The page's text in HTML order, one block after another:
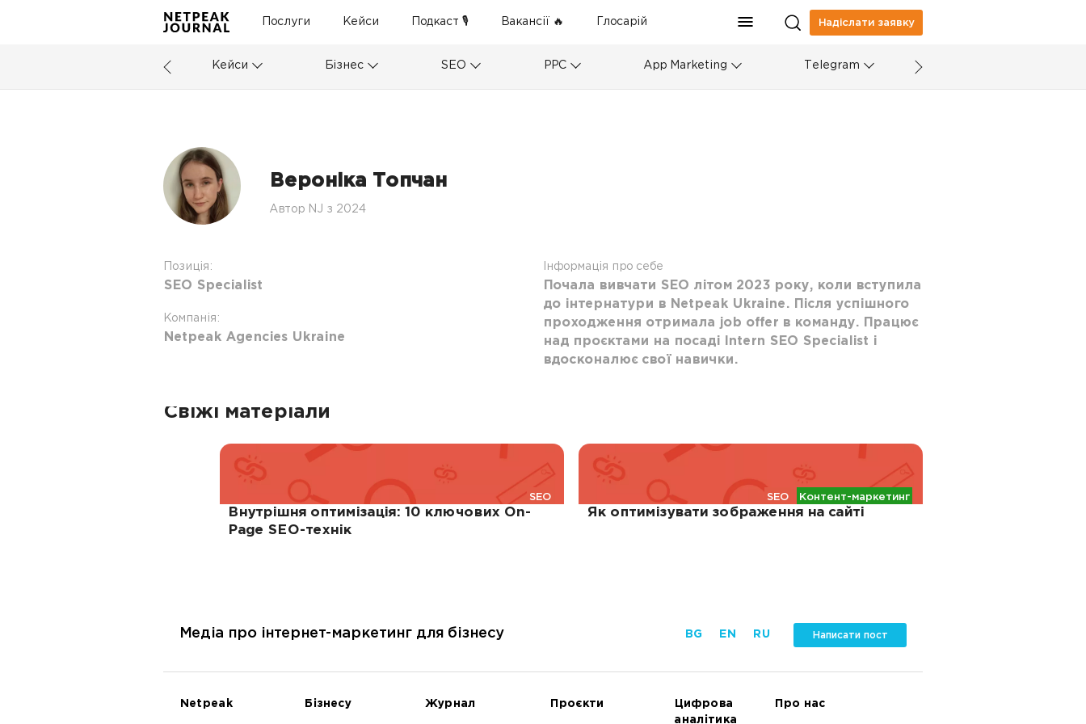
Послуги Кейси Подкаст 🎙 Вакансії 🔥 Глосарій Надіслати заявку
Кейси Бізнес SEO PPC App Marketing Telegram
Вероніка Топчан
Автор NJ з 2024
Позиція:
SEO Specialist
Компанія:
Netpeak Agencies Ukraine
Інформація про себе
Почала вивчати SEO літом 2023 року, коли вступила
до інтернатури в Netpeak Ukraine. Після успішного
проходження отримала job offer в команду. Працює
над проєктами на посаді Intern SEO Specialist і
вдосконалює свої навички.
Свіжі матеріали
SEO
Внутрішня оптимізація: 10 ключових On-
Page SEO-технік
SEO Контент-маркетинг
Як оптимізувати зображення на сайті
Медіа про інтернет-маркетинг для бізнесу BG EN RU Написати пост
Netpeak Бізнесу Журнал Проєкти
Цифрова
аналітика
Про нас